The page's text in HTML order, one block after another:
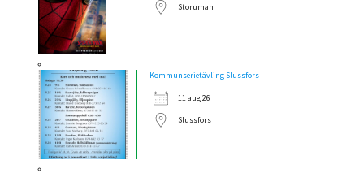
Storuman
Kommunserietävling Slussfors
11 aug 26
Slussfors